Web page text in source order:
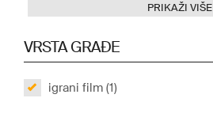
PRIKAŽI VIŠE
VRSTA GRAĐE
igrani film (1)